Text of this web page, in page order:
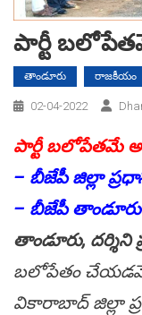
పార్టీ
తాండూరు రాజకీయం
02-04-2022
పార్టీ బలోపేతమే
– బీజేపీ జిల్లా
– బీజేపీ
తాండూరు, ద‌ర్శిని
బలోపేతం చేయ‌డ‌మే
వికారాబాద్ జిల్లా